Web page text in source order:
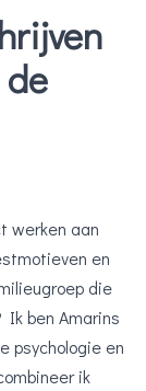
werken aan
en
die
Ik ben Amarins
psychologie en
ik